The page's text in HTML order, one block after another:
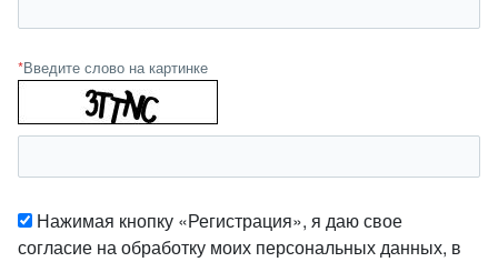
*Введите слово на картинке
Нажимая кнопку «Регистрация», я даю свое
согласие на обработку моих персональных данных, в